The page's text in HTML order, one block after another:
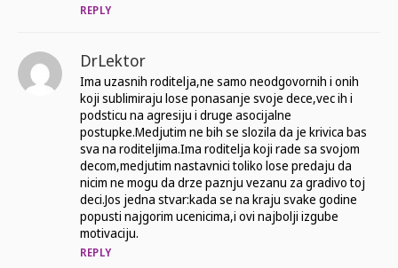
REPLY
DrLektor
Ima uzasnih roditelja,ne samo neodgovornih i onih
koji sublimiraju lose ponasanje svoje dece,vec ih i
podsticu na agresiju i druge asocijalne
postupke.Medjutim ne bih se slozila da je krivica bas
sva na roditeljima.Ima roditelja koji rade sa svojom
decom,medjutim nastavnici toliko lose predaju da
nicim ne mogu da drze paznju vezanu za gradivo toj
deci.Jos jedna stvar:kada se na kraju svake godine
popusti najgorim ucenicima,i ovi najbolji izgube
motivaciju.
REPLY